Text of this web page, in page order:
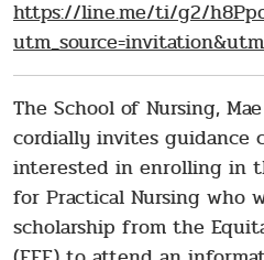
https://line.me/ti/g2/
The School of Nursing,
cordially invites guidance
interested in enrolling in
for Practical Nursing who
scholarship from the